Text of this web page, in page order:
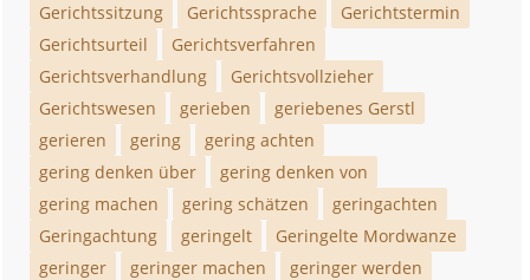
Gerichtssitzung
Gerichtssprache
Gerichtstermin
Gerichtsurteil
Gerichtsverfahren
Gerichtsverhandlung
Gerichtsvollzieher
Gerichtswesen
gerieben
geriebenes Gerstl
gerieren
gering
gering achten
gering denken über
gering denken von
gering machen
gering schätzen
geringachten
Geringachtung
geringelt
Geringelte Mordwanze
geringer
geringer machen
geringer werden